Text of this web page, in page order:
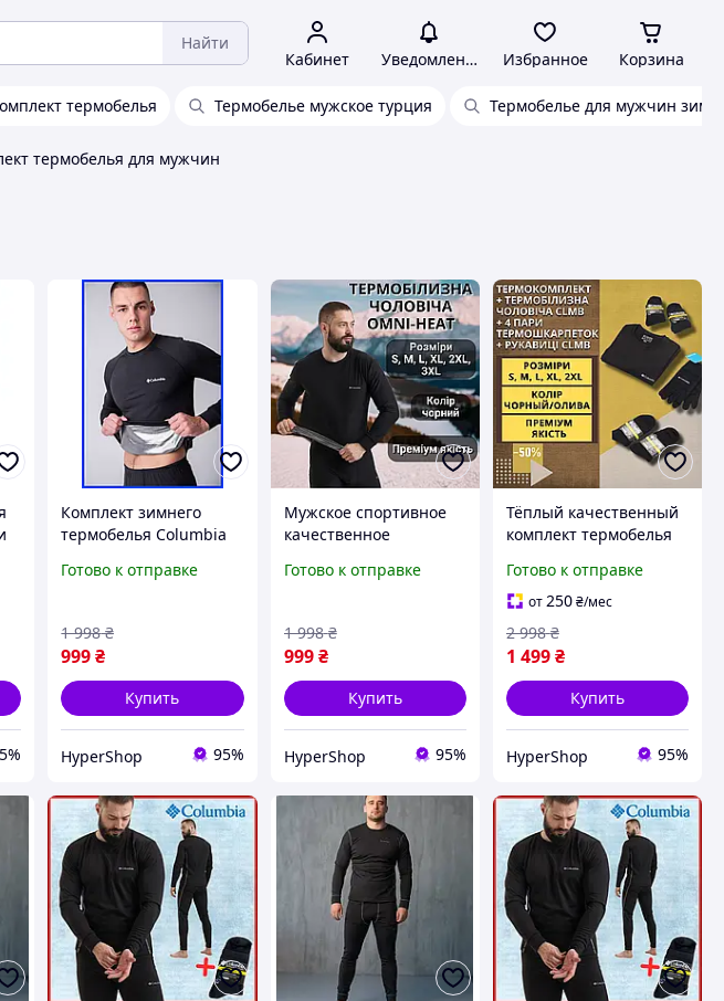
Найти
Кабинет Уведомления Избранное Корзина
термобелья Термобелье мужское турция Термобелье для мужчин
термобелья для мужчин
Комплект зимнего
термобелья Columbia
термобелье Columbia
мужчин
Готово к отправке
999₴
1 998 ₴
Купить
HyperShop 95%
Мужское спортивное
качественное
для спорта и бега,
термобелья для
мужчин
Готово к отправке
999 ₴
1 998 ₴
Купить
HyperShop 95%
Тёплый качественный
комплект термобелья
комплект 4 пары
носков перчатки и
термобелье
Готово к отправке
от250₴/мес
1 499₴
2 998 ₴
Купить
HyperShop 95%